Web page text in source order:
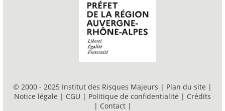
© 2000 - 2025 Institut des Risques Majeurs | Plan du site |
Notice légale | CGU | Politique de confidentialité | Crédits
| Contact |